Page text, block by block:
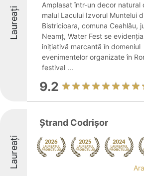
Laureați
Amplasat într-un decor natural
malul Lacului Izvorul Muntelui
Bistricioara, comuna Ceahlău,
Neamț, Water Fest se
inițiativă marcantă în domeniul
evenimentelor organizate în
festival ...
9.2
Laureați
Ștrand Codrișor